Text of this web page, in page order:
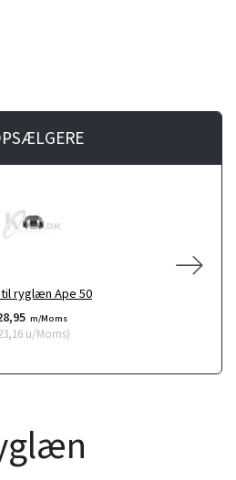
ryglæn Ape 50
m/Moms
u/Moms)